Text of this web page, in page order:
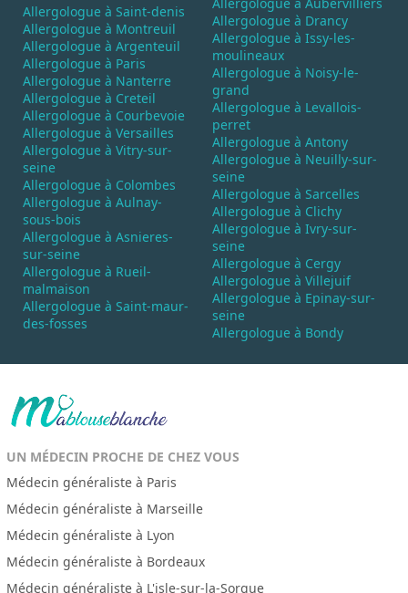
Allergologue à Saint-denis
Allergologue à Montreuil
Allergologue à Argenteuil
Allergologue à Paris
Allergologue à Nanterre
Allergologue à Creteil
Allergologue à Courbevoie
Allergologue à Versailles
Allergologue à Vitry-sur-
seine
Allergologue à Colombes
Allergologue à Aulnay-
sous-bois
Allergologue à Asnieres-
sur-seine
Allergologue à Rueil-
malmaison
Allergologue à Saint-maur-
des-fosses
Allergologue à Drancy
Allergologue à Issy-les-
moulineaux
Allergologue à Noisy-le-
grand
Allergologue à Levallois-
perret
Allergologue à Antony
Allergologue à Neuilly-sur-
seine
Allergologue à Sarcelles
Allergologue à Clichy
Allergologue à Ivry-sur-
seine
Allergologue à Cergy
Allergologue à Villejuif
Allergologue à Epinay-sur-
seine
Allergologue à Bondy
UN MÉDECIN PROCHE DE CHEZ VOUS
Médecin généraliste à Paris
Médecin généraliste à Marseille
Médecin généraliste à Lyon
Médecin généraliste à Bordeaux
Médecin généraliste à L'isle-sur-la-Sorgue